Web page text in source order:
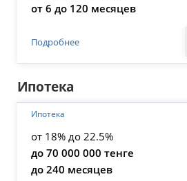
от 6 до 120 месяцев
Подробнее
Ипотека
Ипотека
от 18% до 22.5%
до 70 000 000 тенге
до 240 месяцев